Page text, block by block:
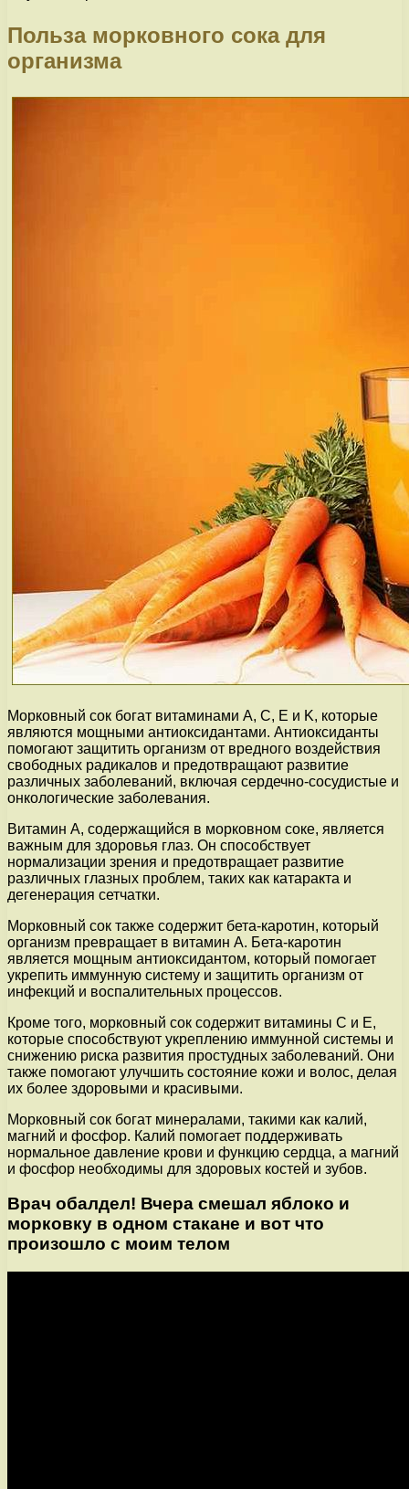
Польза морковного сока для
организма
Морковный сок богат витаминами A, C, E и K, которые
являются мощными антиоксидантами. Антиоксиданты
помогают защитить организм от вредного воздействия
свободных радикалов и предотвращают развитие
различных заболеваний, включая сердечно-сосудистые и
онкологические заболевания.
Витамин A, содержащийся в морковном соке, является
важным для здоровья глаз. Он способствует
нормализации зрения и предотвращает развитие
различных глазных проблем, таких как катаракта и
дегенерация сетчатки.
Морковный сок также содержит бета-каротин, который
организм превращает в витамин A. Бета-каротин
является мощным антиоксидантом, который помогает
укрепить иммунную систему и защитить организм от
инфекций и воспалительных процессов.
Кроме того, морковный сок содержит витамины C и E,
которые способствуют укреплению иммунной системы и
снижению риска развития простудных заболеваний. Они
также помогают улучшить состояние кожи и волос, делая
их более здоровыми и красивыми.
Морковный сок богат минералами, такими как калий,
магний и фосфор. Калий помогает поддерживать
нормальное давление крови и функцию сердца, а магний
и фосфор необходимы для здоровых костей и зубов.
Врач обалдел! Вчера смешал яблоко и
морковку в одном стакане и вот что
произошло с моим телом